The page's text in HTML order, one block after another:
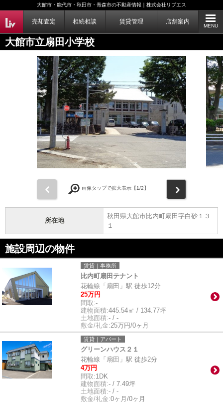
大館市・能代市・秋田市・青森市の不動産情報｜株式会社リブエス
売却査定 相続相談 賃貸管理 店舗案内
MENU
大館市立扇田小学校
画像タップで拡大表示【1/2】
所在地
秋田県大館市比内町扇田字白砂１３
１
施設周辺の物件
賃貸｜事務所
比内町扇田テナント
花輪線「扇田」駅 徒歩12分
25万円
間取:-
建物面積:445.54㎡ / 134.77坪
土地面積:- / -
敷金/礼金:25万円/0ヶ月
賃貸｜アパート
グリーンハウス２１
花輪線「扇田」駅 徒歩2分
4万円
間取:1DK
建物面積:- / 7.49坪
土地面積:- / -
敷金/礼金:0ヶ月/0ヶ月